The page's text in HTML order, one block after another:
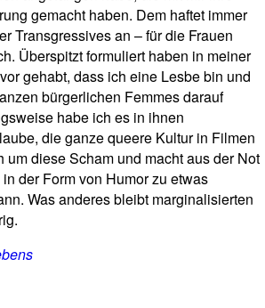
gemacht haben. Dem haftet immer
Transgressives an – für die Frauen
Überspitzt formuliert haben in meiner
gehabt, dass ich eine Lesbe bin und
bürgerlichen Femmes darauf
habe ich es in ihnen
die ganze queere Kultur in Filmen
um diese Scham und macht aus der Not
der Form von Humor zu etwas
Was anderes bleibt marginalisierten